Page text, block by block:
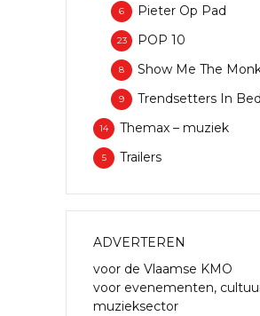
Pieter Op Pad
6
POP 10
23
Show Me The
8
Trendsetters In
9
Themax – muziek
14
Trailers
5
ADVERTEREN
voor de Vlaamse KMO
voor evenementen,
muzieksector